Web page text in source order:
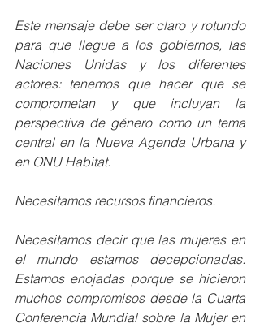
Este mensaje debe ser claro y rotundo
para que llegue a los gobiernos, las
Naciones Unidas y los diferentes
actores: tenemos que hacer que se
comprometan y que incluyan la
perspectiva de género como un tema
central en la Nueva Agenda Urbana y
en ONU Habitat.
Necesitamos recursos financieros.
Necesitamos decir que las mujeres en
el mundo estamos decepcionadas.
Estamos enojadas porque se hicieron
muchos compromisos desde la Cuarta
Conferencia Mundial sobre la Mujer en